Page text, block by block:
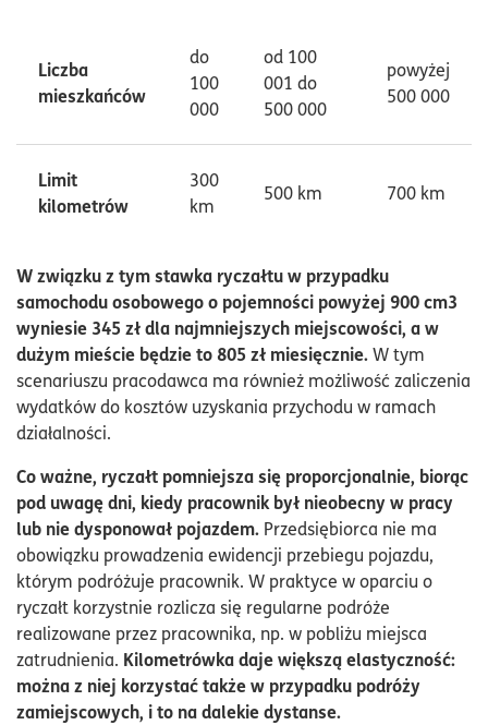
Liczba
mieszkańców
do
100
000
od 100
001 do
500 000
powyżej
500 000
Limit
kilometrów
300
km
500 km 700 km
W związku z tym stawka ryczałtu w przypadku
samochodu osobowego o pojemności powyżej 900 cm3
wyniesie 345 zł dla najmniejszych miejscowości, a w
dużym mieście będzie to 805 zł miesięcznie.W tym
scenariuszu pracodawca ma również możliwość zaliczenia
wydatków do kosztów uzyskania przychodu w ramach
działalności.
Co ważne, ryczałt pomniejsza się proporcjonalnie, biorąc
pod uwagę dni, kiedy pracownik był nieobecny w pracy
lub nie dysponował pojazdem. Przedsiębiorca nie ma
obowiązku prowadzenia ewidencji przebiegu pojazdu,
którym podróżuje pracownik. W praktyce w oparciu o
ryczałt korzystnie rozlicza się regularne podróże
realizowane przez pracownika, np. w pobliżu miejsca
zatrudnienia. Kilometrówka daje większą elastyczność:
można z niej korzystać także w przypadku podróży
zamiejscowych, i to na dalekie dystanse.